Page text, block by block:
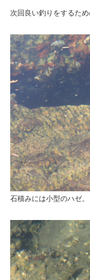
次回良い釣りをするため
石積みには小型のハゼ。